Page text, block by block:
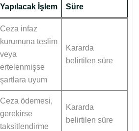
Yapılacak İşlem Süre
Ceza infaz
kurumuna teslim
veya
ertelenmişse
şartlara uyum
Kararda
belirtilen süre
Ceza ödemesi,
gerekirse
taksitlendirme
Kararda
belirtilen süre